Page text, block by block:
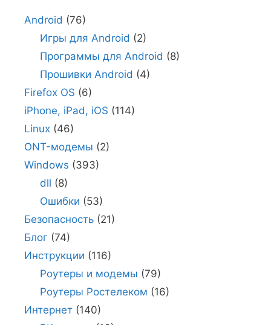
Android (76)
Игры для Android (2)
Программы для Android (8)
Прошивки Android (4)
Firefox OS (6)
iPhone, iPad, iOS (114)
Linux (46)
ONT-модемы (2)
Windows (393)
dll (8)
Ошибки (53)
Безопасность (21)
Блог (74)
Инструкции (116)
Роутеры и модемы (79)
Роутеры Ростелеком (16)
Интернет (140)